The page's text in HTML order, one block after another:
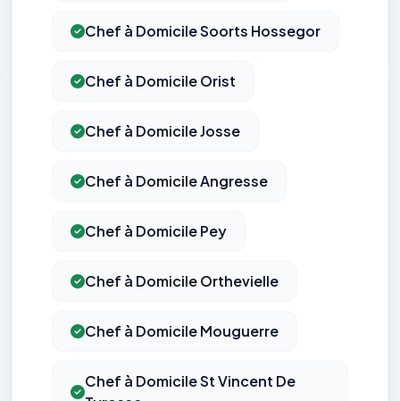
Chef à Domicile Soorts Hossegor
Chef à Domicile Orist
Chef à Domicile Josse
Chef à Domicile Angresse
Chef à Domicile Pey
Chef à Domicile Orthevielle
Chef à Domicile Mouguerre
Chef à Domicile St Vincent De